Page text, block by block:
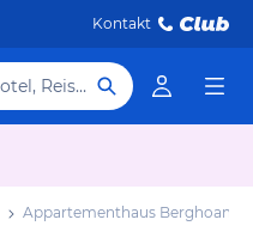
Kontakt
Hotel, Reiseziel
Appartementhaus Berghoam